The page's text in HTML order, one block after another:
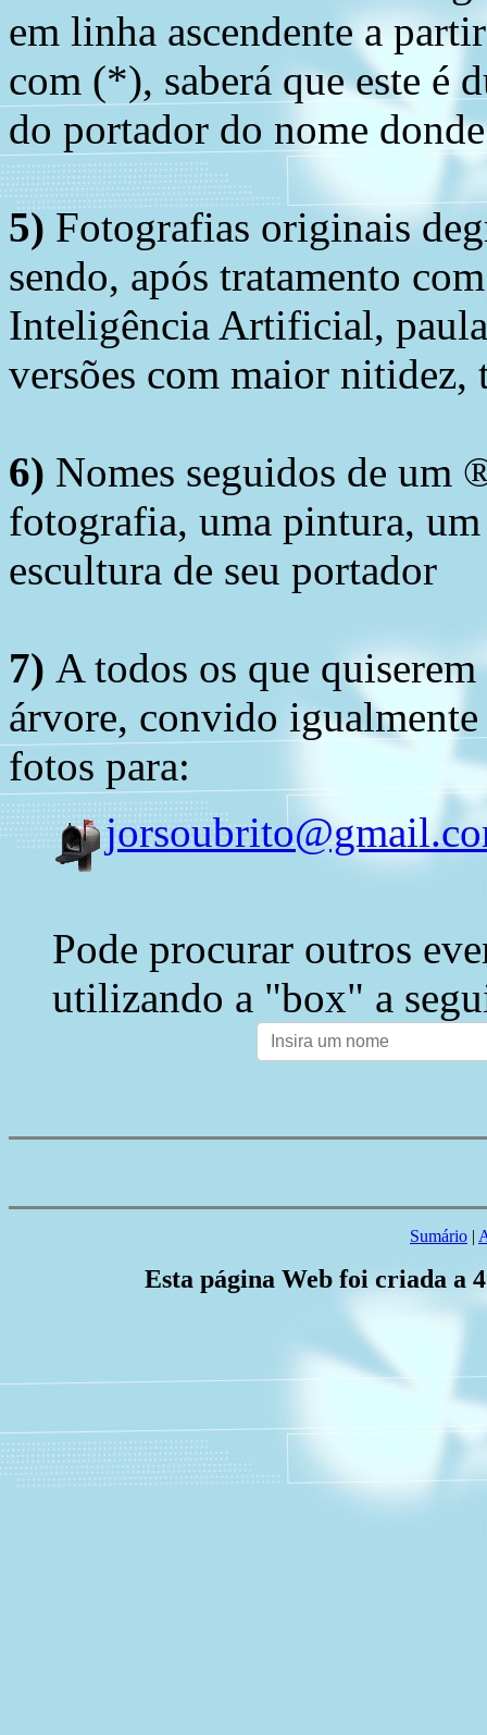
em linha ascendente a
com (*), saberá que este é
do portador do nome
5) Fotografias originais
sendo, após tratamento
Inteligência Artificial,
versões com maior nitidez,
6) Nomes seguidos de um
fotografia, uma pintura,
escultura de seu portador
7) A todos os que
árvore, convido
fotos para:
Pode procurar outros
utilizando a "box" a
Sumário |
Esta página Web foi criada a